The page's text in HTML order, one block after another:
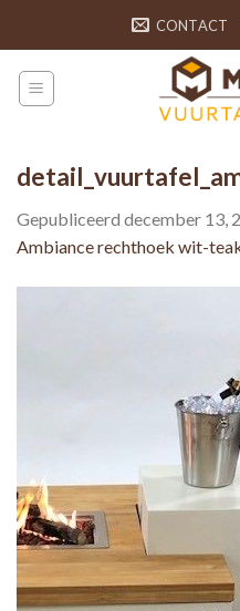
content
CONTACT
Gepubliceerd december 13,
Ambiance rechthoek wit-